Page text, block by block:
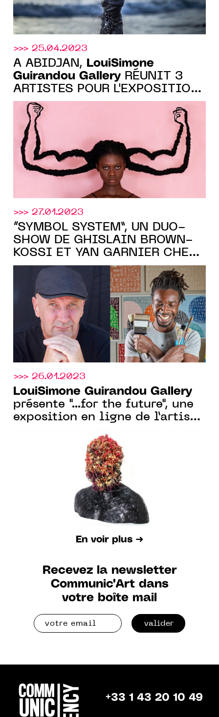
>>> 25.04.2023
À ABIDJAN,
LouiSimone
Guirandou Gallery RÉUNIT 3
ARTISTES POUR L'EXPOSITION
REGARDS CONTEMPORAINS,
DU 11 MAI AU 24 JUIN 2023
>>> 27.01.2023
“SYMBOL SYSTEM”, UN DUO-
SHOW DE GHISLAIN BROWN-
KOSSI ET YAN GARNIER CHEZ
LouiSimone Guirandou Gallery,
ABIDJAN, DU 16 FÉV. AU 8 AVR.
2023
>>> 26.01.2023
LouiSimone Guirandou Gallery
présente "...for the future", une
exposition en ligne de l’artiste
En voir plus ➜
Recevez la newsletter
Communic'Art dans
votre boîte mail
valider
+33 1 43 20 10 49